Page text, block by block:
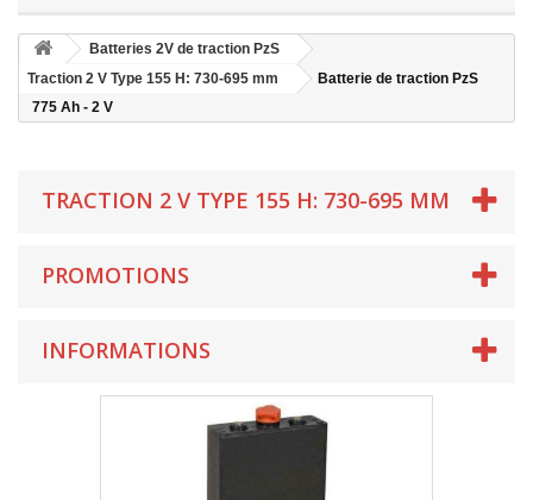
Batteries 2V de traction PzS
Traction 2 V Type 155 H: 730-695 mm
Batterie de traction PzS
775 Ah - 2 V
TRACTION 2 V TYPE 155 H: 730-695 MM
PROMOTIONS
INFORMATIONS